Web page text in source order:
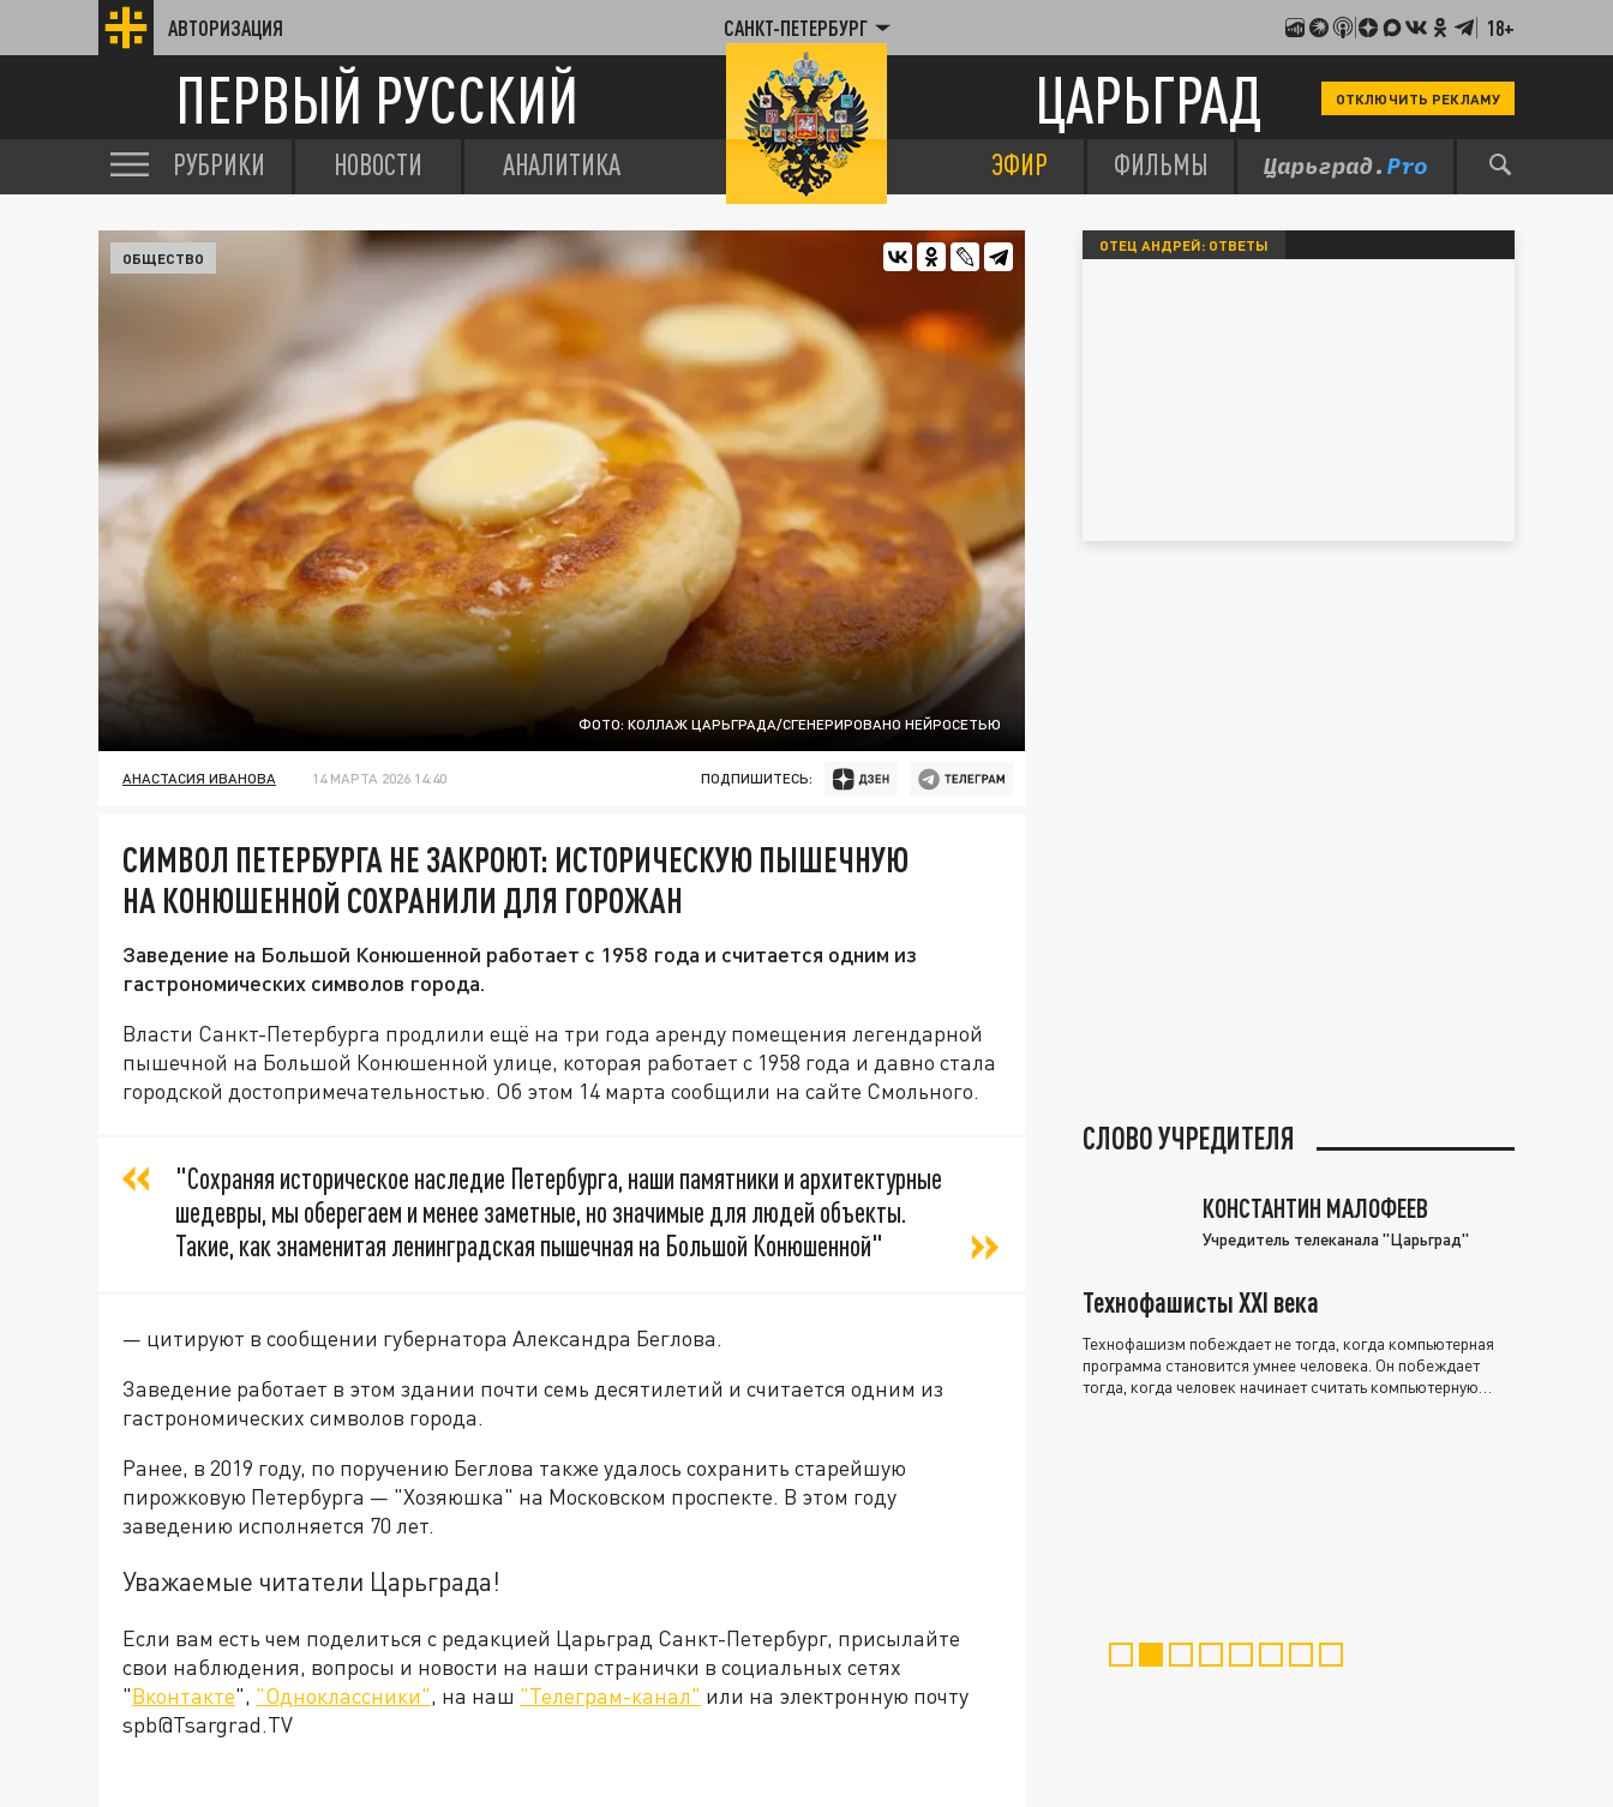
АВТОРИЗАЦИЯ САНКТ-ПЕТЕРБУРГ 18+
ПЕРВЫЙ РУССКИЙ ЦАРЬГРАД ОТКЛЮЧИТЬ РЕКЛАМУ
РУБРИКИ НОВОСТИ АНАЛИТИКА ЭФИР ФИЛЬМЫ
ФОТО: КОЛЛАЖ ЦАРЬГРАДА/СГЕНЕРИРОВАНО НЕЙРОСЕТЬЮ
ОБЩЕСТВО
АНАСТАСИЯ ИВАНОВА 14 МАРТА 2026 14:40 ПОДПИШИТЕСЬ:
СИМВОЛ ПЕТЕРБУРГА НЕ ЗАКРОЮТ: ИСТОРИЧЕСКУЮ ПЫШЕЧНУЮ
НА КОНЮШЕННОЙ СОХРАНИЛИ ДЛЯ ГОРОЖАН
Заведение на Большой Конюшенной работает с 1958 года и считается одним из
гастрономических символов города.
Власти Санкт-Петербурга продлили ещё на три года аренду помещения легендарной
пышечной на Большой Конюшенной улице, которая работает с 1958 года и давно стала
городской достопримечательностью. Об этом 14 марта сообщили на сайте Смольного.
"Сохраняя историческое наследие Петербурга, наши памятники и архитектурные
шедевры, мы оберегаем и менее заметные, но значимые для людей объекты.
Такие, как знаменитая ленинградская пышечная на Большой Конюшенной"
— цитируют в сообщении губернатора Александра Беглова.
Заведение работает в этом здании почти семь десятилетий и считается одним из
гастрономических символов города.
Ранее, в 2019 году, по поручению Беглова также удалось сохранить старейшую
пирожковую Петербурга — "Хозяюшка" на Московском проспекте. В этом году
заведению исполняется 70 лет.
Уважаемые читатели Царьграда!
Если вам есть чем поделиться с редакцией Царьград Санкт-Петербург, присылайте
свои наблюдения, вопросы и новости на наши странички в социальных сетях
"Вконтакте", "Одноклассники", на наш "Телеграм-канал" или на электронную почту
spb@Tsargrad.TV
ОТЕЦ АНДРЕЙ: ОТВЕТЫ
СЛОВО УЧРЕДИТЕЛЯ
КОНСТАНТИН МАЛОФЕЕВ
Учредитель телеканала "Царьград"
Технофашисты XXI века
Технофашизм побеждает не тогда, когда компьютерная
программа становится умнее человека. Он побеждает
тогда, когда человек начинает считать компьютерную